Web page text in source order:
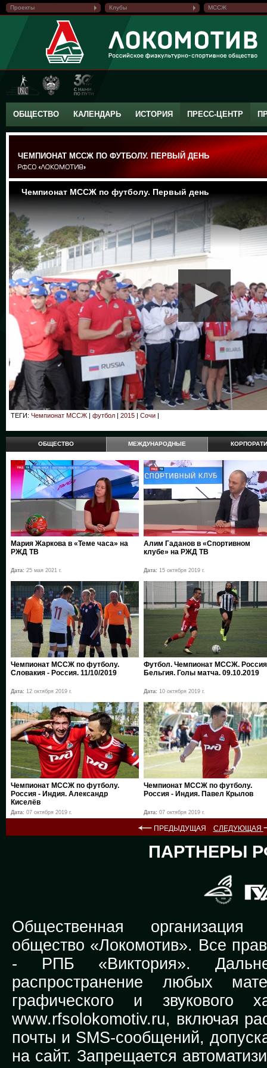
Проекты Клубы МССЖ
ОБЩЕСТВО КАЛЕНДАРЬ ИСТОРИЯ ПРЕСС-ЦЕНТР
ЧЕМПИОНАТ МССЖ ПО ФУТБОЛУ. ПЕРВЫЙ ДЕНЬ
ТЕГИ: Чемпионат МССЖ | футбол | 2015 | Сочи |
ОБЩЕСТВО МЕЖДУНАРОДНЫЕ
Мария Жаркова в «Теме часа» на
РЖД ТВ
Дата: 25 мая 2021 г.
Алим Гаданов в «Спортивном
клубе» на РЖД ТВ
Дата: 15 октября 2019 г.
Чемпионат МССЖ по футболу.
Словакия - Россия. 11/10/2019
Дата: 12 октября 2019 г.
Футбол. Чемпионат МССЖ.
Бельгия. Голы матча. 09.10.2019
Дата: 10 октября 2019 г.
Чемпионат МССЖ по футболу.
Россия - Индия. Александр
Киселёв
Дата: 07 октября 2019 г.
Чемпионат МССЖ по футболу.
Россия - Индия. Павел Крылов
Дата: 07 октября 2019 г.
ПРЕДЫДУЩАЯ СЛЕДУЮЩАЯ
ПАРТНЕРЫ
Общественная организация
общество «Локомотив». Все
- РПБ «Виктория».
распространение любых
графического и звукового
www.rfsolokomotiv.ru, включая
почты и SMS-сообщений,
на сайт. Запрещается